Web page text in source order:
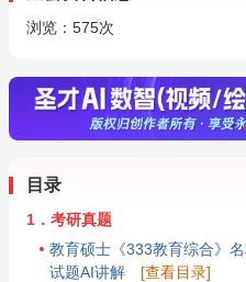
浏览： 575次
目录
1．考研真题
教育硕士《333教育综合》
试题AI讲解
[查看目录]